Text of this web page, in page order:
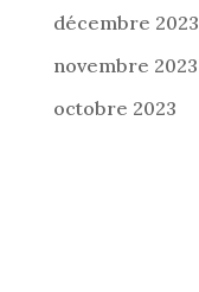
décembre 2023
novembre 2023
octobre 2023